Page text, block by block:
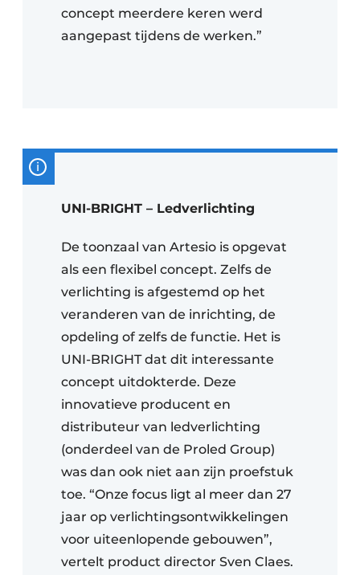
concept meerdere keren werd
aangepast tijdens de werken.”
UNI-BRIGHT – Ledverlichting
De toonzaal van Artesio is opgevat
als een flexibel concept. Zelfs de
verlichting is afgestemd op het
veranderen van de inrichting, de
opdeling of zelfs de functie. Het is
UNI-BRIGHT dat dit interessante
concept uitdokterde. Deze
innovatieve producent en
distributeur van ledverlichting
(onderdeel van de Proled Group)
was dan ook niet aan zijn proefstuk
toe. “Onze focus ligt al meer dan 27
jaar op verlichtingsontwikkelingen
voor uiteenlopende gebouwen”,
vertelt product director Sven Claes.